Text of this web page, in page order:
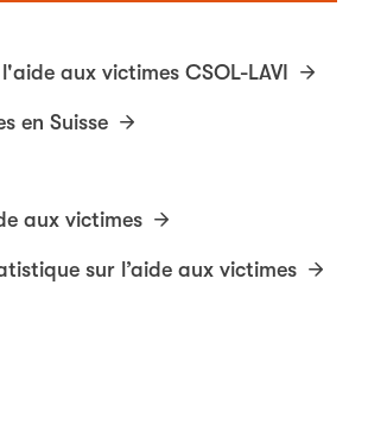
aux victimes CSOL-LAVI
en Suisse
aux victimes
sur l’aide aux victimes